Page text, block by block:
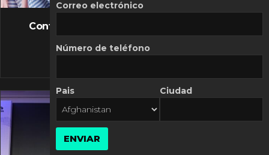
FLASH NEWS
Controversia de Mercado Libre por costos
10 MARZO, 2026
Correo electrónico
Número de teléfono
Pais Ciudad
ENVIAR